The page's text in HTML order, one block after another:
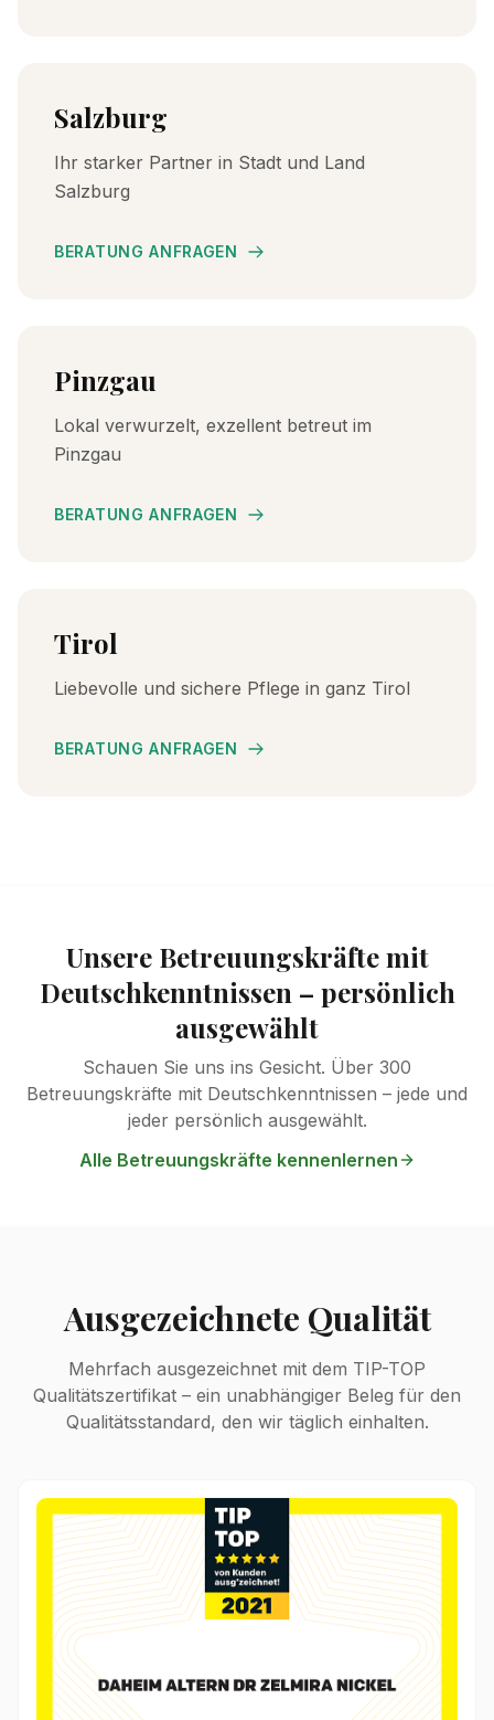
Salzburg
Ihr starker Partner in Stadt und Land
Salzburg
BERATUNG ANFRAGEN
Pinzgau
Lokal verwurzelt, exzellent betreut im
Pinzgau
BERATUNG ANFRAGEN
Tirol
Liebevolle und sichere Pflege in ganz Tirol
BERATUNG ANFRAGEN
Unsere Betreuungskräfte mit
Deutschkenntnissen – persönlich
ausgewählt
Schauen Sie uns ins Gesicht. Über 300
Betreuungskräfte mit Deutschkenntnissen – jede und
jeder persönlich ausgewählt.
Alle Betreuungskräfte kennenlernen
Ausgezeichnete Qualität
Mehrfach ausgezeichnet mit dem TIP-TOP
Qualitätszertifikat – ein unabhängiger Beleg für den
Qualitätsstandard, den wir täglich einhalten.